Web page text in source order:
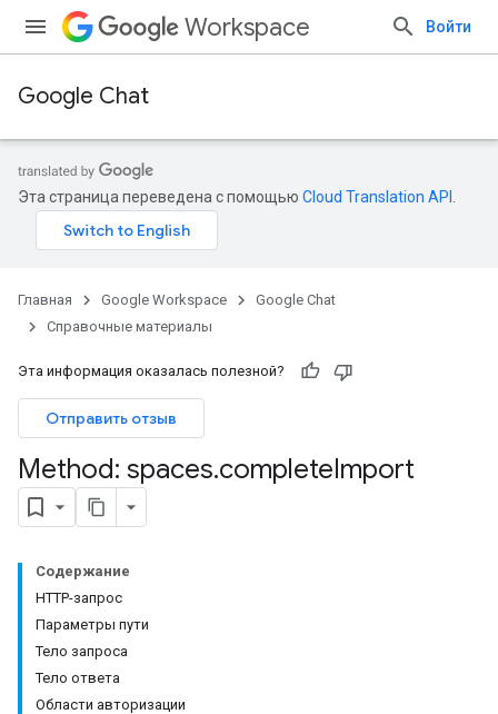
Workspace Войти
Google Chat
Эта страница переведена с помощью Cloud Translation API
Главная Google Workspace
Google Chat
Справочные материалы
Эта информация оказалась полезной?
Отправить отзыв
Method: spaces.completeImport
Содержание
HTTP-запрос
Параметры пути
Тело запроса
Тело ответа
Области авторизации